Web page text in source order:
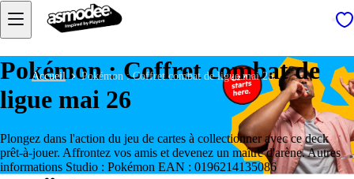
Accueil Pokémon : Coffret combat de ligue mai 26
Pokémon : Coffret combat de
ligue mai 26
Plongez dans l'action du jeu de cartes à collectionner avec ce deck
prêt-à-jouer. Affrontez vos amis et devenez un maître d'arène. Autres
informations Studio : Pokémon EAN : 0196214135086